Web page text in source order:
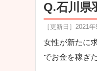
Q.石川県
［更新日］ 2021年
女性が新たに
でお金を稼ぎ